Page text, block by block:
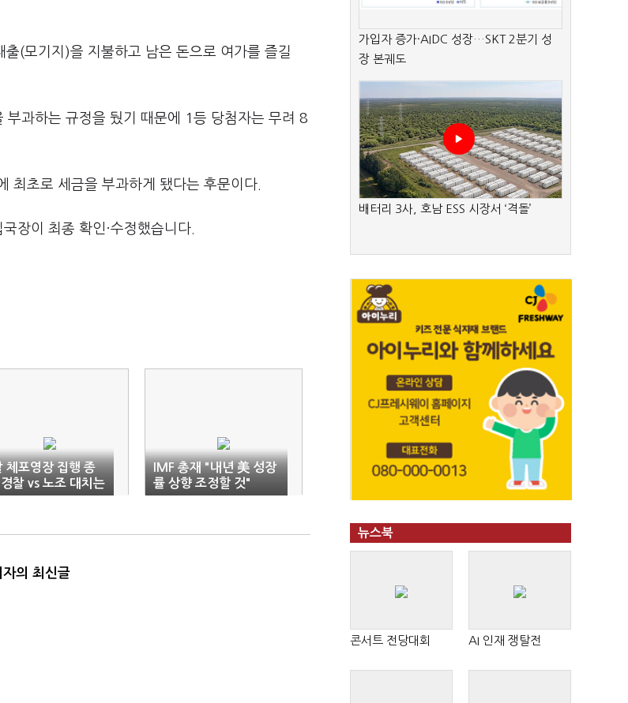
(모기지)을 지불하고 남은 돈으로 여가를 즐길
과하는 규정을 뒀기 때문에 1등 당첨자는 무려 8
최초로 세금을 부과하게 됐다는 후문이다.
장이 최종 확인·수정했습니다.
체포영장 집행 종
찰 vs 노조 대치는
중
IMF 총재 "내년 美 성장
률 상향 조정할 것"
자의 최신글
가입자 증가·AIDC 성장…SKT 2분기 성
장 본궤도
배터리 3사, 호남 ESS 시장서 ‘격돌’
뉴스북
콘서트 전당대회 AI 인재 쟁탈전